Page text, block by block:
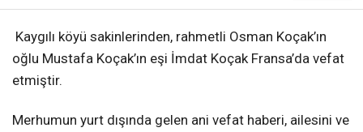
Kaygılı köyü sakinlerinden, rahmetli Osman Koçak’ın
oğlu Mustafa Koçak’ın eşi İmdat Koçak Fransa’da vefat
etmiştir.
Merhumun yurt dışında gelen ani vefat haberi, ailesini ve